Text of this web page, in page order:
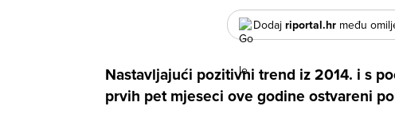
Dodaj riportal.hr među
Nastavljajući pozitivni trend iz 2014. i s
prvih pet mjeseci ove godine ostvareni